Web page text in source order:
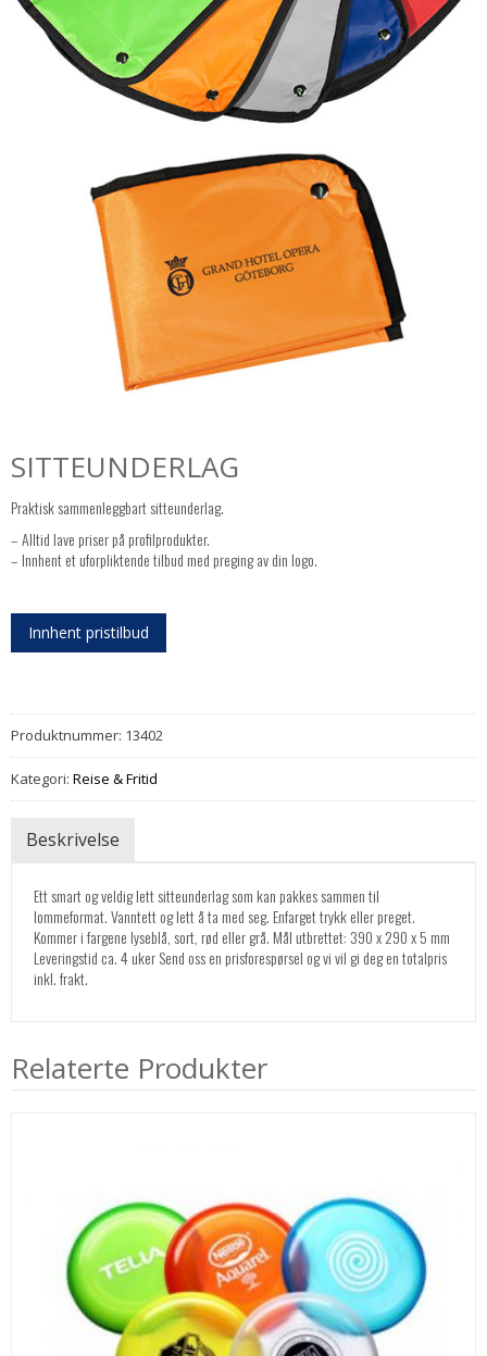
SITTEUNDERLAG
Praktisk sammenleggbart sitteunderlag.
– Alltid lave priser på profilprodukter.
– Innhent et uforpliktende tilbud med preging av din logo.
Innhent pristilbud
Produktnummer: 13402
Kategori: Reise & Fritid
Beskrivelse
Ett smart og veldig lett sitteunderlag som kan pakkes sammen til
lommeformat. Vanntett og lett å ta med seg. Enfarget trykk eller preget.
Kommer i fargene lyseblå, sort, rød eller grå. Mål utbrettet: 390 x 290 x 5 mm
Leveringstid ca. 4 uker Send oss en prisforespørsel og vi vil gi deg en totalpris
inkl. frakt.
Relaterte Produkter